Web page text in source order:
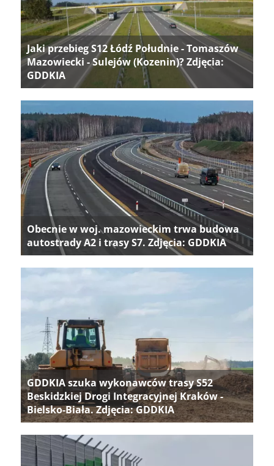
Jaki przebieg S12 Łódź Południe - Tomaszów
Mazowiecki - Sulejów (Kozenin)? Zdjęcia:
GDDKIA
Obecnie w woj. mazowieckim trwa budowa
autostrady A2 i trasy S7. Zdjęcia: GDDKIA
GDDKIA szuka wykonawców trasy S52
Beskidzkiej Drogi Integracyjnej Kraków -
Bielsko-Biała. Zdjęcia: GDDKIA